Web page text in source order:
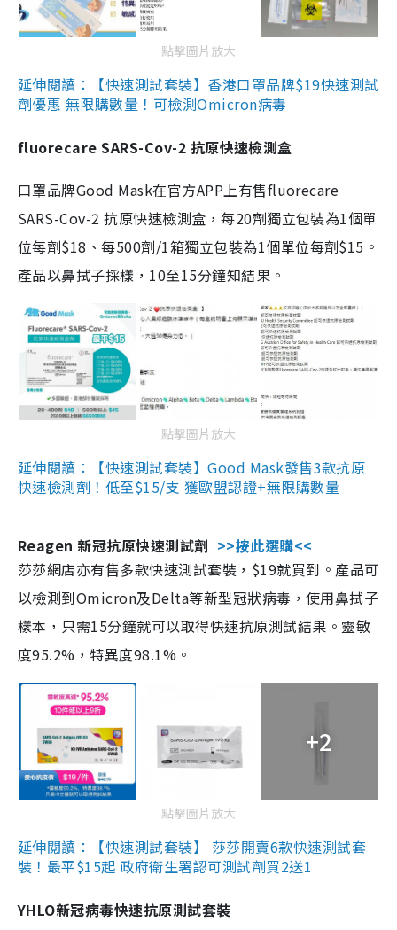
點擊圖片放大
延伸閱讀：【快速測試套裝】香港口罩品牌$19快速測試
劑優惠 無限購數量！可檢測Omicron病毒
fluorecare SARS-Cov-2 抗原快速檢測盒
口罩品牌Good Mask在官方APP上有售fluorecare
SARS-Cov-2 抗原快速檢測盒，每20劑獨立包裝為1個單
位每劑$18、每500劑/1箱獨立包裝為1個單位每劑$15。
產品以鼻拭子採樣，10至15分鐘知結果。
點擊圖片放大
延伸閱讀：【快速測試套裝】Good Mask發售3款抗原
快速檢測劑！低至$15/支 獲歐盟認證+無限購數量
Reagen 新冠抗原快速測試劑 >>按此選購<<
莎莎網店亦有售多款快速測試套裝，$19就買到。產品可
以檢測到Omicron及Delta等新型冠狀病毒，使用鼻拭子
樣本，只需15分鐘就可以取得快速抗原測試結果。靈敏
度95.2%，特異度98.1%。
+2
點擊圖片放大
延伸閱讀：【快速測試套裝】 莎莎開賣6款快速測試套
裝！最平$15起 政府衛生署認可測試劑買2送1
YHLO新冠病毒快速抗原測試套裝